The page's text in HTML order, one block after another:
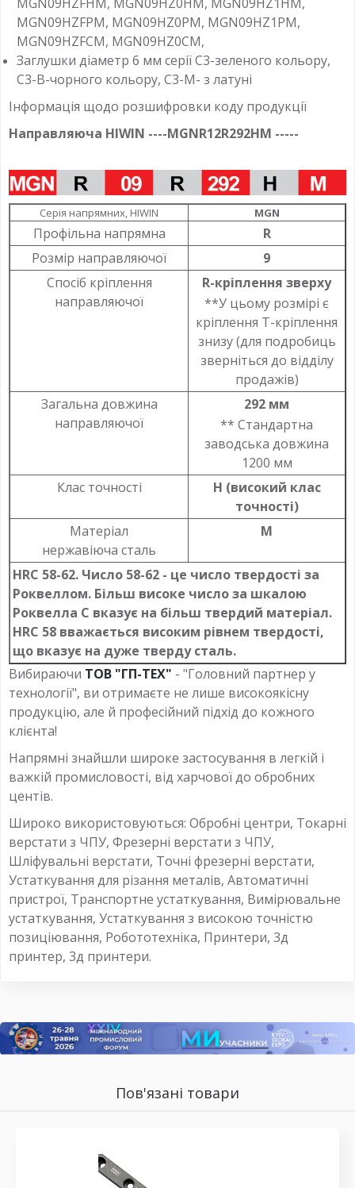
MGN09HZFPM, MGN09HZ0PM, MGN09HZ1PM,
MGN09HZFCM, MGN09HZ0CM,
Заглушки діаметр 6 мм серії C3-зеленого кольору,
C3-B-чорного кольору, C3-M- з латуні
Інформація щодо розшифровки коду продукції
Направляюча HIWIN ----MGNR12R292HM -----
Серія напрямних, HIWIN MGN
Профільна напрямна
R
Розмір направляючої
9
Спосіб кріплення
направляючої
R-кріплення зверху
**У цьому розмірі є
кріплення T-кріплення
знизу (для подробиць
зверніться до відділу
продажів)
Загальна довжина
направляючої
292 мм
** Стандартна
заводська довжина
1200 мм
Клас точності
Н (високий клас
точності)
Матеріал
нержавіюча сталь
M
HRC 58-62. Число 58-62 - це число твердості за
Роквеллом. Більш високе число за шкалою
Роквелла C вказує на більш твердий матеріал.
HRC 58 вважається високим рівнем твердості,
що вказує на дуже тверду сталь.
Вибираючи ТОВ "ГП-ТЕХ" - "Головний партнер у
технології", ви отримаєте не лише високоякісну
продукцію, але й професійний підхід до кожного
клієнта!
Напрямні знайшли широке застосування в легкій і
важкій промисловості, від харчової до обробних
центів.
Широко використовуються: Обробні центри, Токарні
верстати з ЧПУ, Фрезерні верстати з ЧПУ,
Шліфувальні верстати, Точні фрезерні верстати,
Устаткування для різання металів, Автоматичні
пристрої, Транспортне устаткування, Вимірювальне
устаткування, Устаткування з високою точністю
позиціювання, Робототехніка, Принтери, 3д
принтер, 3д принтери.
Пов'язані товари